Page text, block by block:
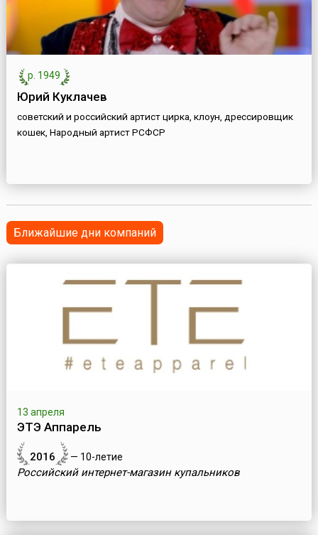
р. 1949
Юрий Куклачев
советский и российский артист цирка, клоун, дрессировщик
кошек, Народный артист РСФСР
Ближайшие дни компаний
13 апреля
ЭТЭ Аппарель
2016 — 10-летие
Российский интернет-магазин купальников